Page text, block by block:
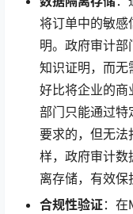
将订单中的敏感
明。政府审计
知识证明，而无
好比将企业的商
部门只能通过特
要求的，但无法
样，政府审计数
离存储，有效保
合规性验证：